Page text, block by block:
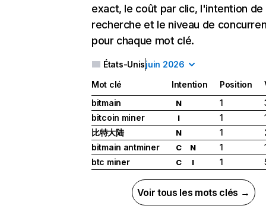
exact, le coût par clic, l'intention de
recherche et le niveau de
pour chaque mot clé.
États-Unisjuin 2026
Mot clé Intention Position
bitmain
N 1
bitcoin miner
I 1
比特大陆
N 1
bitmain antminer
C N 1
btc miner
C I 1
Voir tous les mots clés →